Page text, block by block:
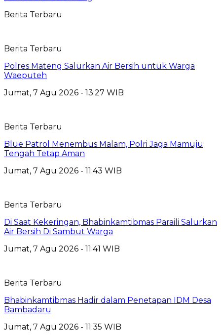
Berita Terbaru
Berita Terbaru
Polres Mateng Salurkan Air Bersih untuk Warga
Waeputeh
Jumat, 7 Agu 2026 - 13:27 WIB
Berita Terbaru
Blue Patrol Menembus Malam, Polri Jaga Mamuju
Tengah Tetap Aman
Jumat, 7 Agu 2026 - 11:43 WIB
Berita Terbaru
Di Saat Kekeringan, Bhabinkamtibmas Paraili Salurkan
Air Bersih Di Sambut Warga
Jumat, 7 Agu 2026 - 11:41 WIB
Berita Terbaru
Bhabinkamtibmas Hadir dalam Penetapan IDM Desa
Bambadaru
Jumat, 7 Agu 2026 - 11:35 WIB